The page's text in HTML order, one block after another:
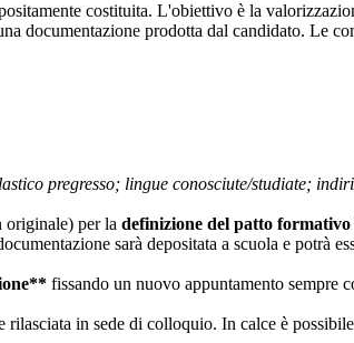
costituita. L'obiettivo è la
documentazione prodotta dal candidato. Le
pregresso; lingue conosciute/studiate;
originale) per la definizione del patto
sarà depositata a scuola e potrà
fissando un nuovo appuntamento sempre
rilasciata in sede di colloquio. In calce è possibile